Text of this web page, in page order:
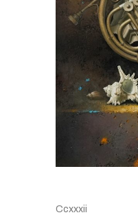
Ccxxxii